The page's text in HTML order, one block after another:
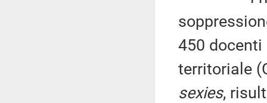
450
territoriale
sexies,